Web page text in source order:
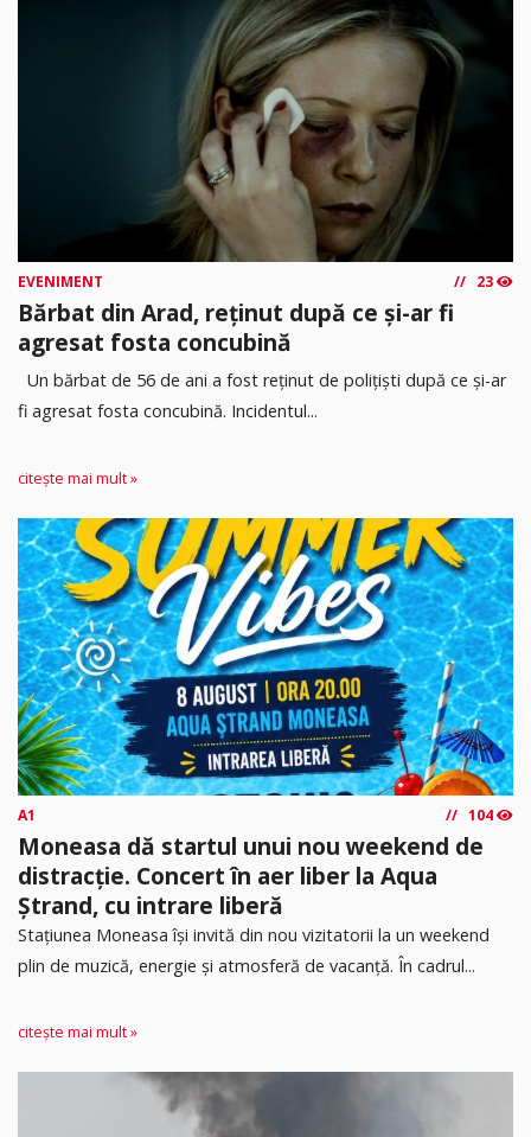
EVENIMENT 23
Bărbat din Arad, reținut după ce și-ar fi
agresat fosta concubină
Un bărbat de 56 de ani a fost reținut de polițiști după ce și-ar
fi agresat fosta concubină. Incidentul...
citește mai mult »
A1 104
Moneasa dă startul unui nou weekend de
distracție. Concert în aer liber la Aqua
Ștrand, cu intrare liberă
Stațiunea Moneasa își invită din nou vizitatorii la un weekend
plin de muzică, energie și atmosferă de vacanță. În cadrul...
citește mai mult »